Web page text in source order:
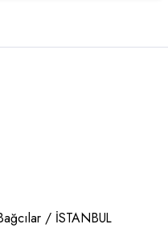
/ İSTANBUL